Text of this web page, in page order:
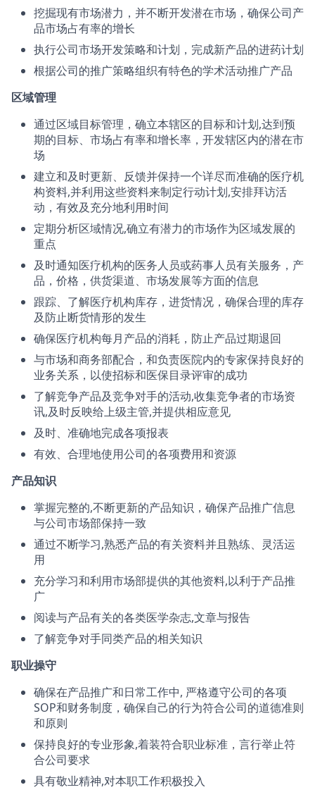
挖掘现有市场潜力，并不断开发潜在市场，确保公司产
品市场占有率的增长
执行公司市场开发策略和计划，完成新产品的进药计划
根据公司的推广策略组织有特色的学术活动推广产品
区域管理
通过区域目标管理，确立本辖区的目标和计划,达到预
期的目标、市场占有率和增长率，开发辖区内的潜在市
场
建立和及时更新、反馈并保持一个详尽而准确的医疗机
构资料,并利用这些资料来制定行动计划,安排拜访活
动，有效及充分地利用时间
定期分析区域情况,确立有潜力的市场作为区域发展的
重点
及时通知医疗机构的医务人员或药事人员有关服务，产
品，价格，供货渠道、市场发展等方面的信息
跟踪、了解医疗机构库存，进货情况，确保合理的库存
及防止断货情形的发生
确保医疗机构每月产品的消耗，防止产品过期退回
与市场和商务部配合，和负责医院内的专家保持良好的
业务关系，以使招标和医保目录评审的成功
了解竞争产品及竞争对手的活动,收集竞争者的市场资
讯,及时反映给上级主管,并提供相应意见
及时、准确地完成各项报表
有效、合理地使用公司的各项费用和资源
产品知识
掌握完整的,不断更新的产品知识，确保产品推广信息
与公司市场部保持一致
通过不断学习,熟悉产品的有关资料并且熟练、灵活运
用
充分学习和利用市场部提供的其他资料,以利于产品推
广
阅读与产品有关的各类医学杂志,文章与报告
了解竞争对手同类产品的相关知识
职业操守
确保在产品推广和日常工作中, 严格遵守公司的各项
SOP和财务制度，确保自己的行为符合公司的道德准则
和原则
保持良好的专业形象,着装符合职业标准，言行举止符
合公司要求
具有敬业精神,对本职工作积极投入